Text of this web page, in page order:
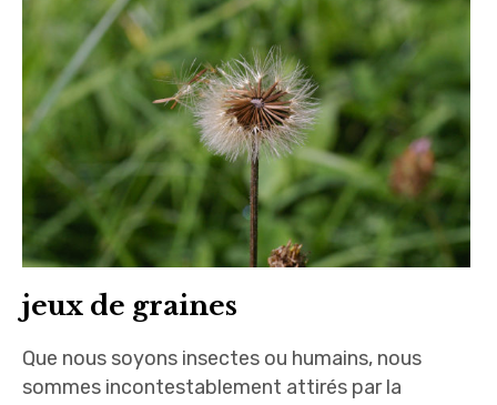
jeux de graines
Que nous soyons insectes ou humains, nous
sommes incontestablement attirés par la